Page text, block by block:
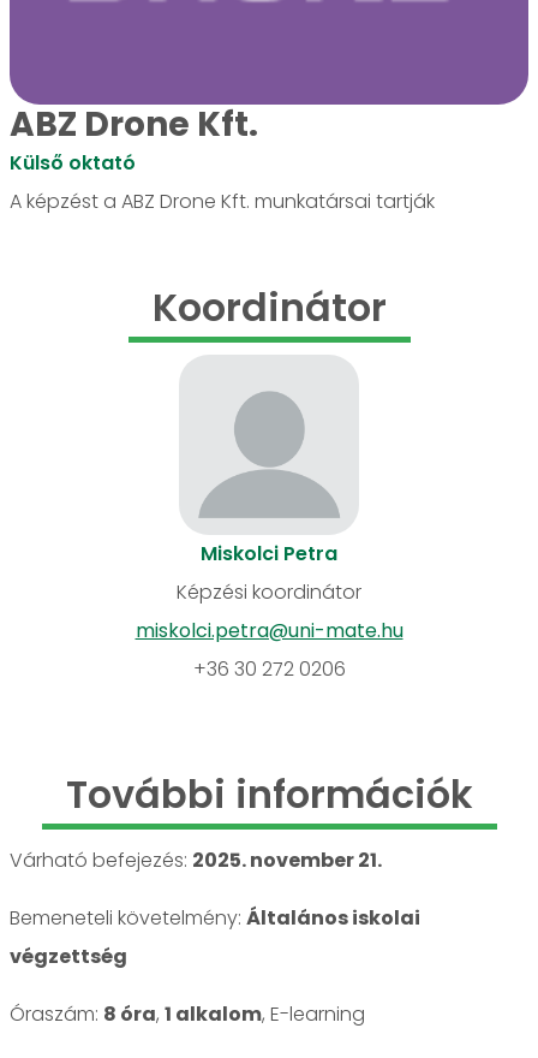
ABZ Drone Kft.
Külső oktató
A képzést a ABZ Drone Kft. munkatársai tartják
Koordinátor
Miskolci Petra
Képzési koordinátor
miskolci.petra@uni-mate.hu
+36 30 272 0206
További információk
Várható befejezés: 2025. november 21.
Bemeneteli követelmény: Általános iskolai
végzettség
Óraszám: 8 óra, 1 alkalom, E-learning